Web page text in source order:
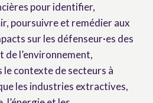
pour identifier,
poursuivre et remédier aux
sur les défenseur·es des
de l’environnement,
contexte de secteurs à
les industries extractives,